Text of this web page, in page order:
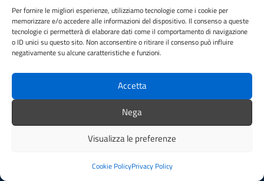
Per fornire le migliori esperienze, utilizziamo tecnologie come i cookie per
memorizzare e/o accedere alle informazioni del dispositivo. Il consenso a queste
tecnologie ci permetterà di elaborare dati come il comportamento di navigazione
o ID unici su questo sito. Non acconsentire o ritirare il consenso può influire
negativamente su alcune caratteristiche e funzioni.
Accetta
Nega
Visualizza le preferenze
Cookie PolicyPrivacy Policy
Comune di Feltre
Piazzetta delle Biade, 1, 32032 Feltre (BL)
Codice fiscale / P. IVA:00133880252
PEC:
comune.feltre.bl@pecveneto.it
Centralino unico: 0439885111
Segnalazione disservizio
Segnalazioni online cittadino
Prenotazione appuntamento